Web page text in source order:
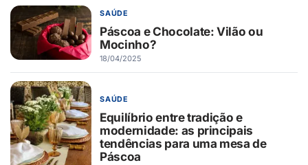
SAÚDE
Páscoa e Chocolate: Vilão ou
Mocinho?
18/04/2025
SAÚDE
Equilíbrio entre tradição e
modernidade: as principais
tendências para uma mesa de
Páscoa